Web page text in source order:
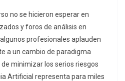
no se hicieron esperar en
y foros de análisis en
profesionales aplauden
a un cambio de paradigma
minimizar los serios riesgos
Artificial representa para miles